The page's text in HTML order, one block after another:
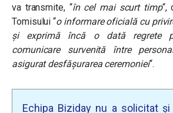
va transmite, “în cel mai scurt timp“,
Tomisului “o informare oficială cu
și exprimă încă o dată regrete
comunicare survenită între
asigurat desfășurarea ceremoniei“.
Echipa Biziday nu a solicitat